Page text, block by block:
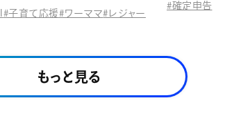
#子育て応援#ワーママ#レジャー
#確定申告
もっと見る